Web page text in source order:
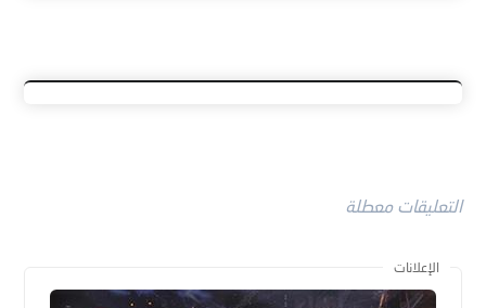
التعليقات معطلة
الإعلانات